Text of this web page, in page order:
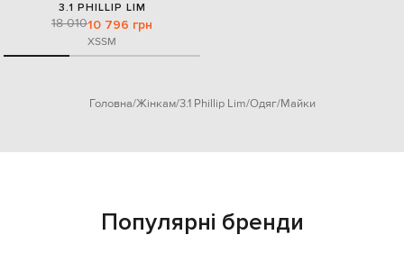
3.1 PHILLIP LIM
18 01010 796 грн
XSSM
Головна Жінкам 3.1 Phillip Lim Одяг Майки
Популярні бренди